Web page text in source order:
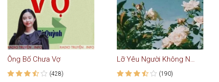
Ông Bố Chưa Vợ
(428)
Lỡ Yêu Người Không Nên Yêu
(190)